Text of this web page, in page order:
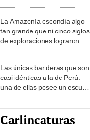
desierto en un paisaje con
más vida
La Amazonía escondía algo
tan grande que ni cinco siglos
de exploraciones lograron
sabía sobre su pasado
Las únicas banderas que son
casi idénticas a la de Perú:
una de ellas posee un escudo
Carlincaturas